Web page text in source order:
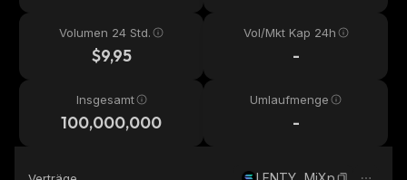
Volumen 24 Std.
$9,95
Vol/Mkt Kap 24h
-
Insgesamt
100,000,000
Umlaufmenge
-